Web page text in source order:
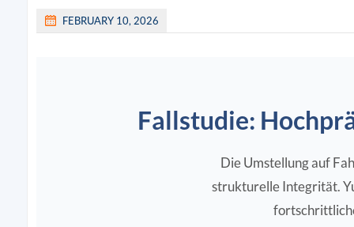
FEBRUARY 10, 2026
Fallstudie:
Die Umstellung auf
strukturelle Integrität.